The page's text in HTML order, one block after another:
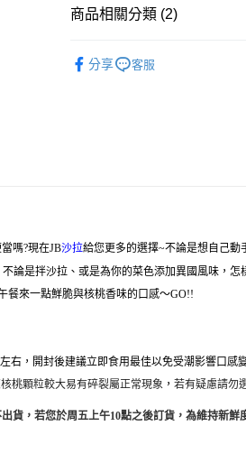
商品相關分類 (2)
分享 客服
嗎?現在JB沙拉給您更多的選擇~不論是想自己動
論是拌沙拉、或是為你的菜色添加異國風味，
餐來一點鮮脆與核桃香味的口感～GO!!
右，開封後建議立即食用最佳以免受潮影響口感
核桃顆粒較大易有碎裂屬正常現象 ，若有疑慮請勿
貨，若您於周五上午10點之後訂貨，為維持新鮮